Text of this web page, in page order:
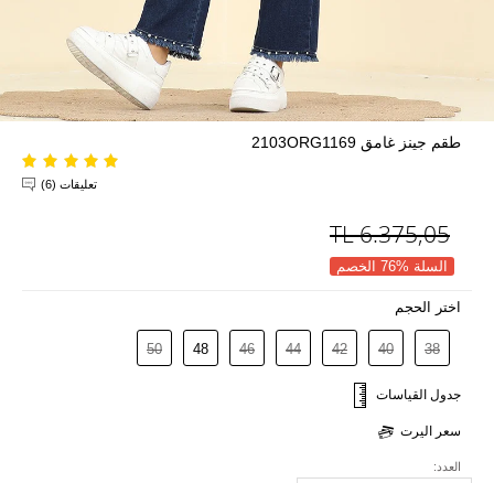
طقم جينز غامق 2103ORG1169
تعليقات (6)
6.375,05
TL
السلة %76 الخصم
اختر الحجم
38
40
42
44
46
48
50
جدول القياسات
سعر اليرت
العدد: